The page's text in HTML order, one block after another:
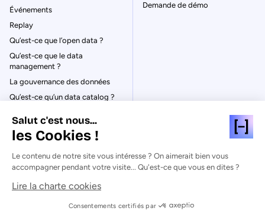
Événements
Replay
Qu’est-ce que l’open data ?
Qu’est-ce que le data
management ?
La gouvernance des données
Qu’est-ce qu’un data catalog ?
Demande de démo
© Huwise 2026
Politique de Confidentialité
Mentions légales & CGU
Salut c'est nous...
les Cookies !
Le contenu de notre site vous intéresse ? On aimerait bien vous
accompagner pendant votre visite... Qu'est-ce que vous en dites ?
Lire la charte cookies
Consentements certifiés par